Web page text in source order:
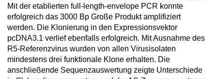
Mit der etablierten full-length-envelope PCR konnte
erfolgreich das 3000 Bp Große Produkt amplifiziert
werden. Die Klonierung in den Expressionsvektor
pcDNA3.1 verlief ebenfalls erfolgreich. Mit Ausnahme des
R5-Referenzvirus wurden von allen Virusisolaten
mindestens drei funktionale Klone erhalten. Die
anschließende Sequenzauswertung zeigte Unterschiede